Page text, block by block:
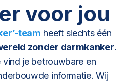
voor jou
team heeft slechts één
zonder darmkanker.
je betrouwbare en
informatie. Wij